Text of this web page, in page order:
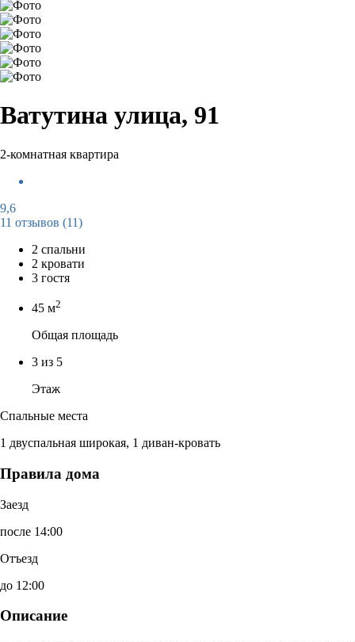
Ватутина улица, 91
2-комнатная квартира
9,6
11 отзывов (11)
2 спальни
2 кровати
3 гостя
45 м2
Общая площадь
3 из 5
Этаж
Спальные места
1 двуспальная широкая, 1 диван-кровать
Правила дома
Заезд
после 14:00
Отъезд
до 12:00
Описание